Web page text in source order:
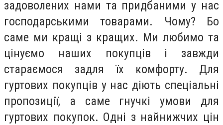
задоволених нами та придбаними у нас
господарськими товарами. Чому? Бо
саме ми кращі з кращих. Ми любимо та
цінуємо наших покупців і завжди
стараємося задля їх комфорту. Для
гуртових покупців у нас діють спеціальні
пропозиції, а саме гнучкі умови для
гуртових покупок. Одні з найнижчих цін